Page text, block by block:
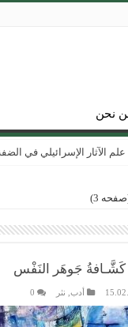
نحن
الإسرائيلي في الضفة
3)
كَشَّـافةُ جَوهَر النَفْس
أدب نثر 0